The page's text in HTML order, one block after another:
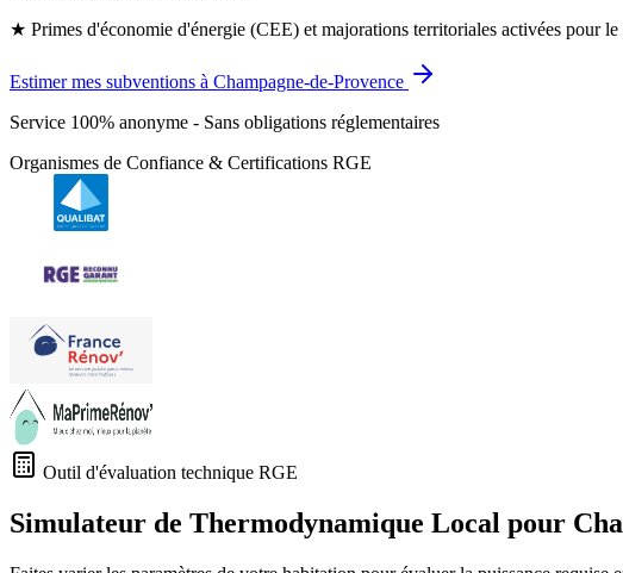
★ Primes d'économie d'énergie (CEE) et majorations territoriales activées pour
Estimer mes subventions à Champagne-de-Provence
Service 100% anonyme - Sans obligations réglementaires
Organismes de Confiance & Certifications RGE
Outil d'évaluation technique RGE
Simulateur de Thermodynamique Local pour